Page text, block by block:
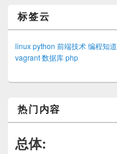
标签云
linux python 前端技术 编程知道
vagrant 数据库 php
热门内容
总体: